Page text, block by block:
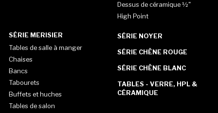
Dessus de céramique ½"
High Point
SÉRIE MERISIER
Tables de salle à manger
Chaises
Bancs
Tabourets
Buffets et huches
Tables de salon
SÉRIE NOYER
SÉRIE CHÊNE ROUGE
SÉRIE CHÊNE BLANC
TABLES - VERRE, HPL &
CÉRAMIQUE